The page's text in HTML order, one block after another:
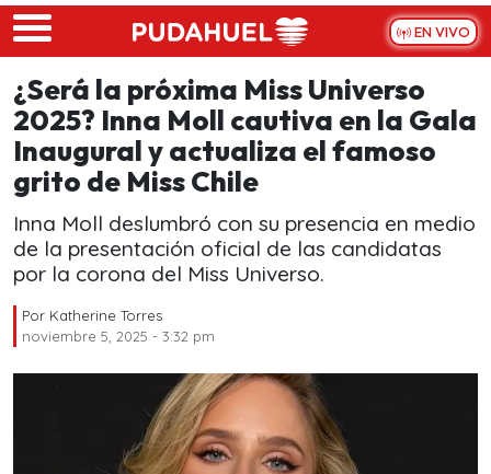
Skip to main content
EN VIVO
¿Será la próxima Miss Universo
2025? Inna Moll cautiva en la Gala
Inaugural y actualiza el famoso
grito de Miss Chile
Inna Moll deslumbró con su presencia en medio
de la presentación oficial de las candidatas
por la corona del Miss Universo.
Por Katherine Torres
noviembre 5, 2025 - 3:32 pm